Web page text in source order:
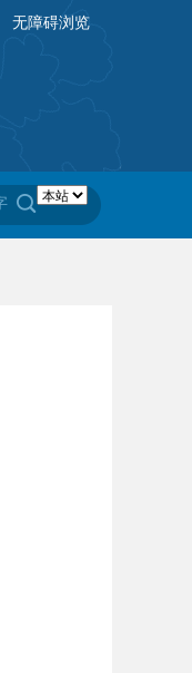
无障碍浏览